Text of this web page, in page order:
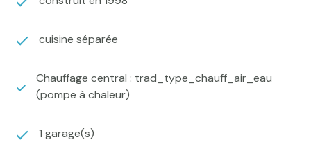
cuisine séparée
Chauffage central : trad_type_chauff_air_eau
(pompe à chaleur)
1 garage(s)